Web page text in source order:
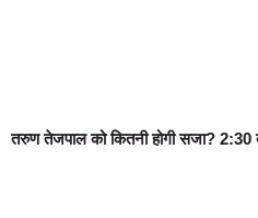
तरुण तेजपाल को कितनी होगी सजा? 2:30